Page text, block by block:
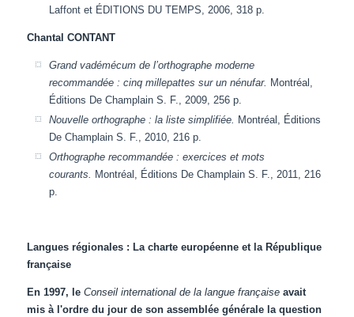
Laffont et ÉDITIONS DU TEMPS, 2006, 318 p.
Chantal CONTANT
Grand vadémécum de l’orthographe moderne
recommandée : cinq millepattes sur un nénufar. Montréal,
Éditions De Champlain S. F., 2009, 256 p.
Nouvelle orthographe : la liste simplifiée. Montréal, Éditions
De Champlain S. F., 2010, 216 p.
Orthographe recommandée : exercices et mots
courants. Montréal, Éditions De Champlain S. F., 2011, 216
p.
Langues régionales : La charte européenne et la République
française
En 1997, leConseil international de la langue française avait
mis à l'ordre du jour de son assemblée générale la question